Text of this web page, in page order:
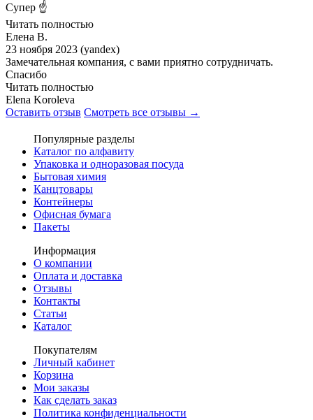
Супер ☝️
Читать полностью
Елена В.
23 ноября 2023 (yandex)
Замечательная компания, с вами приятно сотрудничать.
Спасибо
Читать полностью
Elena Koroleva
Оставить отзыв Смотреть все отзывы →
Популярные разделы
Каталог по алфавиту
Упаковка и одноразовая посуда
Бытовая химия
Канцтовары
Контейнеры
Офисная бумага
Пакеты
Информация
О компании
Оплата и доставка
Отзывы
Контакты
Статьи
Каталог
Покупателям
Личный кабинет
Корзина
Мои заказы
Как сделать заказ
Политика конфиденциальности